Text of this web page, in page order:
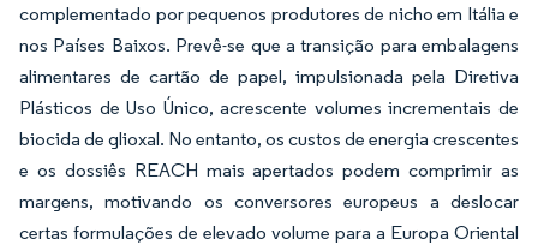
complementado por pequenos produtores de nicho em Itália e
nos Países Baixos. Prevê-se que a transição para embalagens
alimentares de cartão de papel, impulsionada pela Diretiva
Plásticos de Uso Único, acrescente volumes incrementais de
biocida de glioxal. No entanto, os custos de energia crescentes
e os dossiês REACH mais apertados podem comprimir as
margens, motivando os conversores europeus a deslocar
certas formulações de elevado volume para a Europa Oriental